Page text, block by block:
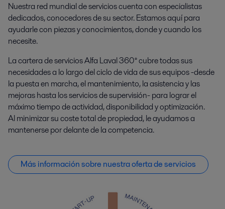
Nuestra red mundial de servicios cuenta con especialistas
dedicados, conocedores de su sector. Estamos aquí para
ayudarle con piezas y conocimientos, donde y cuando los
necesite.
La cartera de servicios Alfa Laval 360° cubre todas sus
necesidades a lo largo del ciclo de vida de sus equipos -desde
la puesta en marcha, el mantenimiento, la asistencia y las
mejoras hasta los servicios de supervisión- para lograr el
máximo tiempo de actividad, disponibilidad y optimización.
Al minimizar su coste total de propiedad, le ayudamos a
mantenerse por delante de la competencia.
Más información sobre nuestra oferta de servicios